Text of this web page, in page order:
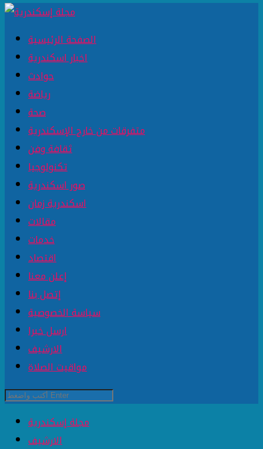
الصفحة الرئيسية
اخبار اسكندرية
حوادث
رياضة
صحة
متفرقات من خارج الإسكندرية
ثقافة وفن
تكنولوجيا
صور اسكندرية
اسكندرية زمان
مقالات
خدمات
اقتصاد
إعلن معنا
إتصل بنا
سياسة الخصوصية
ارسل خبرا
الارشيف
مواقيت الصلاة
مجلة إسكندرية
الارشيف